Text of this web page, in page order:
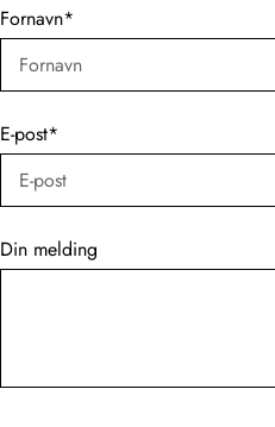
Fornavn*
E-post*
Din melding